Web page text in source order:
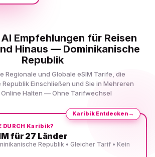
Empfehlungen für Reisen
Hinaus — Dominikanische
Republik
Regionale und Globale eSIM Tarife, die
Einschließen und Sie in Mehreren
Halten — Ohne Tarifwechsel
DURCH Karibik?
für 27 Länder
Republik • Gleicher Tarif • Kein
Karibik Entdecken →